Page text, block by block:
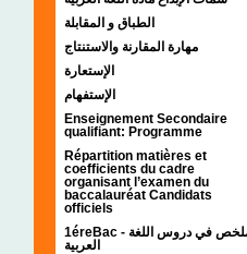
الطباق و المقابلة
مهارة المقارنة والاستنتاج
الإستعارة
الإستفهام
Enseignement Secondaire
qualifiant: Programme
Répartition matières et
coefficients du cadre
organisant l’examen du
baccalauréat Candidats
officiels
1éreBac - ملخص في دروس اللغة
العربية